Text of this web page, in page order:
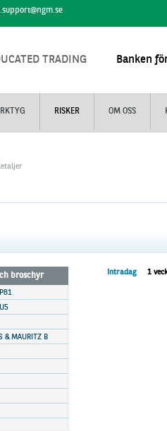
TRADING Banken
RISKER OM OSS
broschyr
& MAURITZ B
Intradag 1